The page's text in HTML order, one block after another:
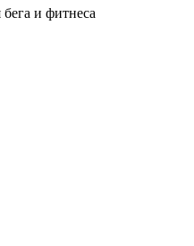
бега и фитнеса